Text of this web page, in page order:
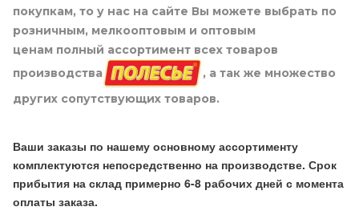
покупкам, то у нас на сайте Вы можете выбрать по
розничным, мелкооптовым и оптовым
ценам полный ассортимент всех товаров
производства
, а так же множество
других сопутствующих товаров.
Ваши заказы по нашему основному ассортименту
комплектуются непосредственно на производстве. Срок
прибытия на склад примерно 6-8 рабочих дней с момента
оплаты заказа.